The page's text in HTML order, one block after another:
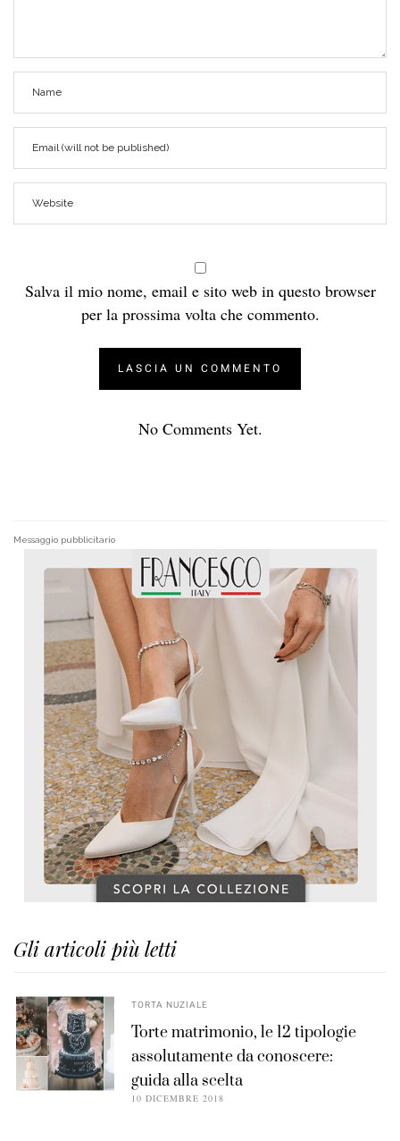
Salva il mio nome, email e sito web in questo browser
per la prossima volta che commento.
No Comments Yet.
Messaggio pubblicitario
Gli articoli più letti
TORTA NUZIALE
Torte matrimonio, le 12 tipologie
assolutamente da conoscere:
guida alla scelta
10 DICEMBRE 2018